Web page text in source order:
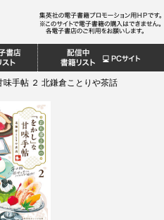
手帖 ２ 北鎌倉ことりや茶話